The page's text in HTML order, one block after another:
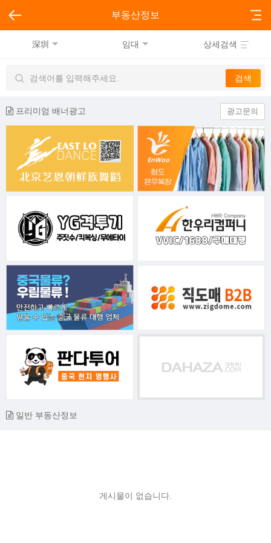
부동산정보
深圳 임대 상세검색
프리미엄 배너광고 광고문의
일반 부동산정보
게시물이 없습니다.